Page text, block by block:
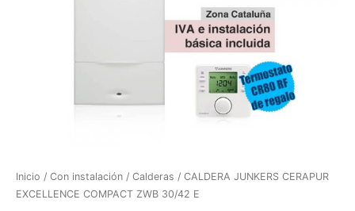
Inicio / Con instalación / Calderas / CALDERA JUNKERS CERAPUR
EXCELLENCE COMPACT ZWB 30/42 E